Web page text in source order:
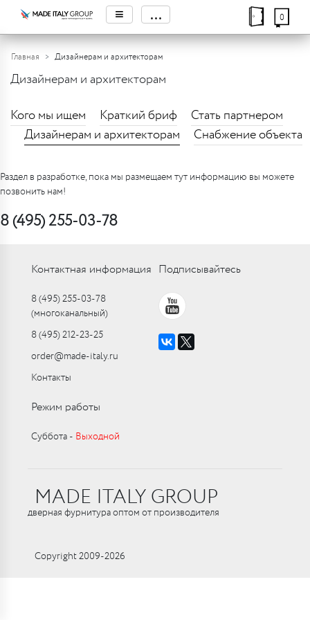
≡ ... 0
Главная Дизайнерам и архитекторам
Дизайнерам и архитекторам
Кого мы ищем
Краткий бриф
Стать партнером
Дизайнерам и архитекторам
Снабжение объекта
Раздел в разработке, пока мы размещаем тут информацию вы можете
позвонить нам!
8 (495) 255-03-78
Контактная информация
8 (495) 255-03-78
(многоканальный)
8 (495) 212-23-25
order@made-italy.ru
Контакты
Подписывайтесь
Режим работы
Суббота ‑ Выходной
MADE ITALY GROUP
дверная фурнитура оптом от производителя
Copyright 2009-2026